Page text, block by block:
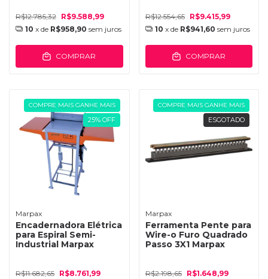
R$12.785,32 R$9.588,99
10 x de R$958,90 sem juros
COMPRAR
R$12.554,65
R$9.415,99
10 x de R$941,60 sem juros
COMPRAR
COMPRE MAIS GANHE MAIS
25% OFF
Marpax
Encadernadora Elétrica
para Espiral Semi-
Industrial Marpax
R$11.682,65 R$8.761,99
COMPRE MAIS GANHE MAIS
ESGOTADO
Marpax
Ferramenta Pente para
Wire-o Furo Quadrado
Passo 3X1 Marpax
R$2.198,65
R$1.648,99